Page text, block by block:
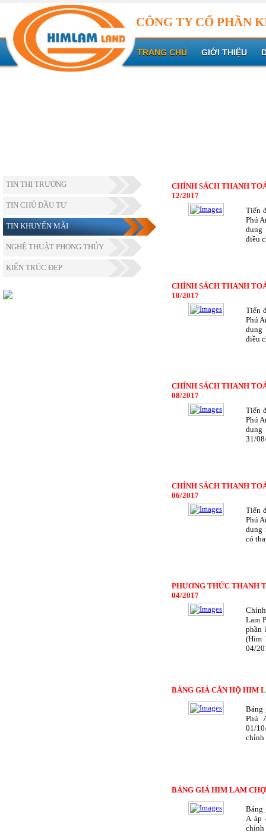
CÔNG TY CỔ PHẦN
TRANG CHỦ GIỚI THIỆU
TIN THỊ TRƯỜNG
TIN CHỦ ĐẦU TƯ
TIN KHUYẾN MÃI
NGHỆ THUẬT PHONG THỦY
KIẾN TRÚC ĐẸP
CHÍNH SÁCH THANH
12/2017
Tiến
Phú
dụng
điều
CHÍNH SÁCH THANH
10/2017
Tiến
Phú
dụng
điều
CHÍNH SÁCH THANH
08/2017
Tiến
Phú
31/
CHÍNH SÁCH THANH
06/2017
Tiến
Phú
dụng
có
PHƯƠNG THỨC THANH
04/2017
Lam
phần
(Him
04/
BẢNG GIÁ CĂN HỘ HIM
Bảng
Phú
01/
chỉnh
BẢNG GIÁ HIM LAM
Bảng
A áp
chỉnh